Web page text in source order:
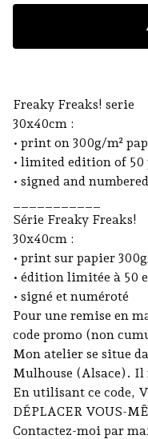
Freaky Freaks! serie
30x40cm :
• print on 300g/m²
• limited edition of 50
• signed and numbered
Série Freaky Freaks!
30x40cm :
• print sur papier
• édition limitée à 50
• signé et numéroté
Pour une remise en
code promo (non
Mon atelier se situe
Mulhouse (Alsace). Il
En utilisant ce code,
DÉPLACER VOUS-
Contactez-moi par